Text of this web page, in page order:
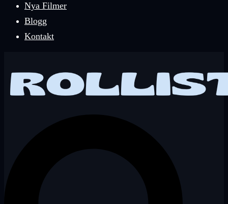
Nya Filmer
Blogg
Kontakt